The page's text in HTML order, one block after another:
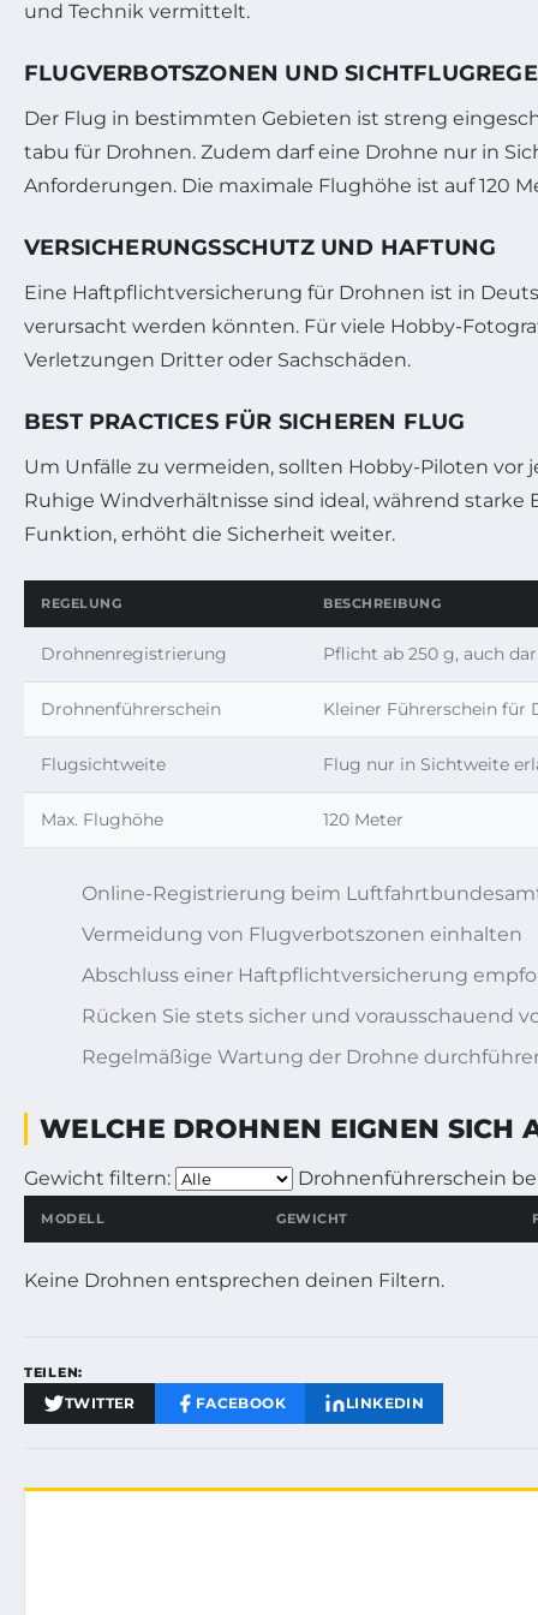
und Technik vermittelt.
FLUGVERBOTSZONEN UND
Der Flug in bestimmten Gebieten ist streng
tabu für Drohnen. Zudem darf eine Drohne nur in
Anforderungen. Die maximale Flughöhe ist auf 120
VERSICHERUNGSSCHUTZ UND HAFTUNG
Eine Haftpflichtversicherung für Drohnen ist in
verursacht werden könnten. Für viele Hobby-
Verletzungen Dritter oder Sachschäden.
BEST PRACTICES FÜR SICHEREN FLUG
Um Unfälle zu vermeiden, sollten Hobby-Piloten
Ruhige Windverhältnisse sind ideal, während
Funktion, erhöht die Sicherheit weiter.
REGELUNG BESCHREIBUNG
Drohnenregistrierung Pflicht ab 250 g, auch
Drohnenführerschein Kleiner Führerschein für
Flugsichtweite Flug nur in Sichtweite
Max. Flughöhe 120 Meter
Online-Registrierung beim
Vermeidung von Flugverbotszonen einhalten
Abschluss einer Haftpflichtversicherung
Rücken Sie stets sicher und vorausschauend
Regelmäßige Wartung der Drohne
WELCHE DROHNEN EIGNEN SICH
Gewicht filtern: Drohnenführerschein
MODELL GEWICHT
Keine Drohnen entsprechen deinen Filtern.
TEILEN:
TWITTER FACEBOOK LINKEDIN